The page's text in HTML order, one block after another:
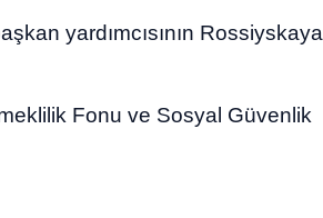
yardımcısının Rossiyskaya
Fonu ve Sosyal Güvenlik